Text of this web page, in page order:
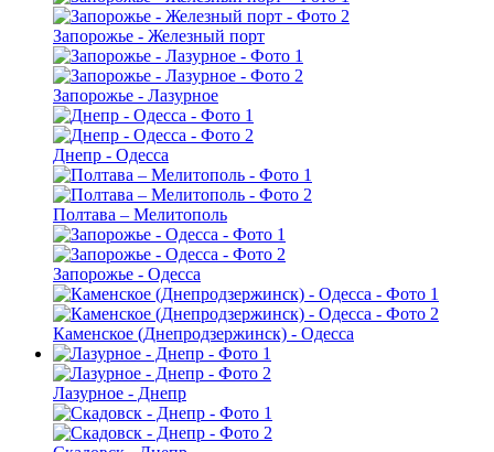
Запорожье - Железный порт
Запорожье - Лазурное
Днепр - Одесса
Полтава – Мелитополь
Запорожье - Одесса
Каменское (Днепродзержинск) - Одесса
Лазурное - Днепр